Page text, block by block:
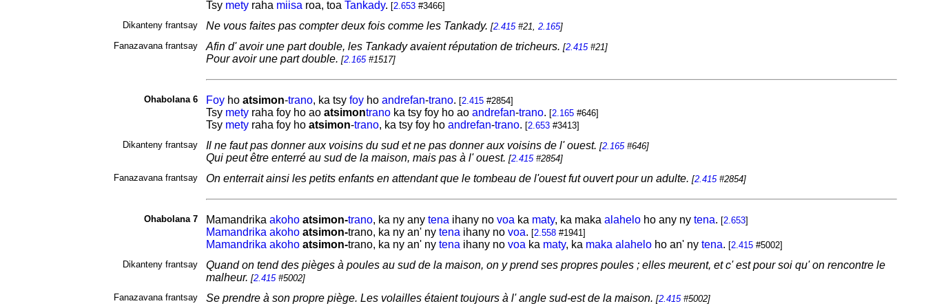
Tsy metyraha miisa roa, toa Tankady. [2.653#3466]
Dikanteny frantsay
Ne vous faites pas compter deux fois comme les Tankady. [2.415#21, 2.165]
Fanazavana frantsay
Afin d' avoir une part double, les Tankady avaient réputation de tricheurs. [2.415#21]
Pour avoir une part double. [2.165#1517]
Ohabolana 6 Foyho atsimon-trano, ka tsy foyho andrefan-trano. [2.415#2854]
Tsy metyraha foy ho ao atsimontranoka tsy foy ho ao andrefan-trano. [2.165#646]
Tsy metyraha foy ho atsimon-trano, ka tsy foy ho andrefan-trano. [2.653#3413]
Dikanteny frantsay
Il ne faut pas donner aux voisins du sud et ne pas donner aux voisins de l' ouest. [2.165#646]
Qui peut être enterré au sud de la maison, mais pas à l' ouest. [2.415#2854]
Fanazavana frantsay
On enterrait ainsi les petits enfants en attendant que le tombeau de l'ouest fut ouvert pour un adulte. [2.415#2854]
Ohabolana 7 Mamandrika akoho atsimon-trano, ka ny any tena ihany no voa ka maty, ka maka alaheloho any ny tena. [2.653]
Mamandrika akoho atsimon-trano, ka ny an' ny tena ihany no voa. [2.558#1941]
Mamandrika akoho atsimon-trano, ka ny an' ny tena ihany no voa ka maty, ka maka alaheloho an' ny tena. [2.415#5002]
Dikanteny frantsay
Quand on tend des pièges à poules au sud de la maison, on y prend ses propres poules ; elles meurent, et c' est pour soi qu' on rencontre le
malheur. [2.415#5002]
Fanazavana frantsay
Se prendre à son propre piège. Les volailles étaient toujours à l' angle sud-est de la maison. [2.415#5002]